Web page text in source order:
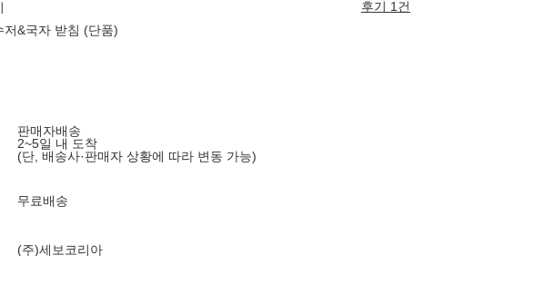
후기 1건
저&국자 받침 (단품)
판매자배송
2~5일 내 도착
(단, 배송사·판매자 상황에 따라 변동 가능)
무료배송
(주)세보코리아